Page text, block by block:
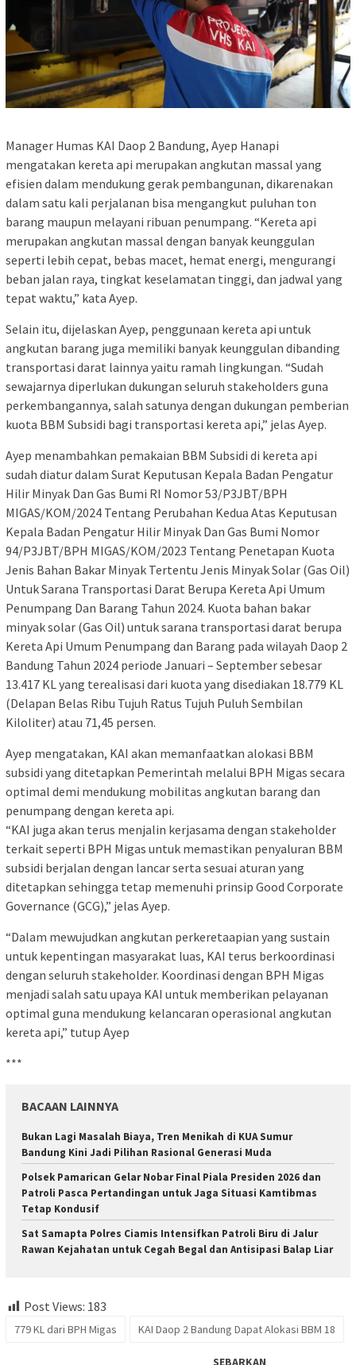
Manager Humas KAI Daop 2 Bandung, Ayep Hanapi
mengatakan kereta api merupakan angkutan massal yang
efisien dalam mendukung gerak pembangunan, dikarenakan
dalam satu kali perjalanan bisa mengangkut puluhan ton
barang maupun melayani ribuan penumpang. “Kereta api
merupakan angkutan massal dengan banyak keunggulan
seperti lebih cepat, bebas macet, hemat energi, mengurangi
beban jalan raya, tingkat keselamatan tinggi, dan jadwal yang
tepat waktu,” kata Ayep.
Selain itu, dijelaskan Ayep, penggunaan kereta api untuk
angkutan barang juga memiliki banyak keunggulan dibanding
transportasi darat lainnya yaitu ramah lingkungan. “Sudah
sewajarnya diperlukan dukungan seluruh stakeholders guna
perkembangannya, salah satunya dengan dukungan pemberian
kuota BBM Subsidi bagi transportasi kereta api,” jelas Ayep.
Ayep menambahkan pemakaian BBM Subsidi di kereta api
sudah diatur dalam Surat Keputusan Kepala Badan Pengatur
Hilir Minyak Dan Gas Bumi RI Nomor 53/P3JBT/BPH
MIGAS/KOM/2024 Tentang Perubahan Kedua Atas Keputusan
Kepala Badan Pengatur Hilir Minyak Dan Gas Bumi Nomor
94/P3JBT/BPH MIGAS/KOM/2023 Tentang Penetapan Kuota
Jenis Bahan Bakar Minyak Tertentu Jenis Minyak Solar (Gas Oil)
Untuk Sarana Transportasi Darat Berupa Kereta Api Umum
Penumpang Dan Barang Tahun 2024. Kuota bahan bakar
minyak solar (Gas Oil) untuk sarana transportasi darat berupa
Kereta Api Umum Penumpang dan Barang pada wilayah Daop 2
Bandung Tahun 2024 periode Januari – September sebesar
13.417 KL yang terealisasi dari kuota yang disediakan 18.779 KL
(Delapan Belas Ribu Tujuh Ratus Tujuh Puluh Sembilan
Kiloliter) atau 71,45 persen.
Ayep mengatakan, KAI akan memanfaatkan alokasi BBM
subsidi yang ditetapkan Pemerintah melalui BPH Migas secara
optimal demi mendukung mobilitas angkutan barang dan
penumpang dengan kereta api.
“KAI juga akan terus menjalin kerjasama dengan stakeholder
terkait seperti BPH Migas untuk memastikan penyaluran BBM
subsidi berjalan dengan lancar serta sesuai aturan yang
ditetapkan sehingga tetap memenuhi prinsip Good Corporate
Governance (GCG),” jelas Ayep.
“Dalam mewujudkan angkutan perkeretaapian yang sustain
untuk kepentingan masyarakat luas, KAI terus berkoordinasi
dengan seluruh stakeholder. Koordinasi dengan BPH Migas
menjadi salah satu upaya KAI untuk memberikan pelayanan
optimal guna mendukung kelancaran operasional angkutan
kereta api,” tutup Ayep
***
BACAAN LAINNYA
Bukan Lagi Masalah Biaya, Tren Menikah di KUA Sumur
Bandung Kini Jadi Pilihan Rasional Generasi Muda
Polsek Pamarican Gelar Nobar Final Piala Presiden 2026 dan
Patroli Pasca Pertandingan untuk Jaga Situasi Kamtibmas
Tetap Kondusif
Sat Samapta Polres Ciamis Intensifkan Patroli Biru di Jalur
Rawan Kejahatan untuk Cegah Begal dan Antisipasi Balap Liar
Post Views: 183
779 KL dari BPH Migas KAI Daop 2 Bandung Dapat Alokasi BBM 18
SEBARKAN